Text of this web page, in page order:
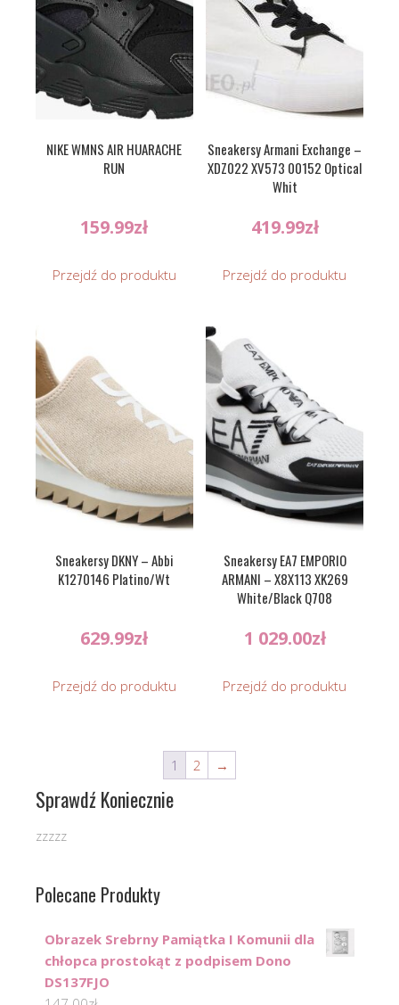
NIKE WMNS AIR HUARACHE
RUN
159.99zł
Przejdź do produktu
Sneakersy Armani Exchange –
XDZ022 XV573 00152 Optical
Whit
419.99zł
Przejdź do produktu
Sneakersy DKNY – Abbi
K1270146 Platino/Wt
629.99zł
Przejdź do produktu
Sneakersy EA7 EMPORIO
ARMANI – X8X113 XK269
White/Black Q708
1 029.00zł
Przejdź do produktu
1 2 →
Sprawdź Koniecznie
zzzzz
Polecane Produkty
Obrazek Srebrny Pamiątka I Komunii dla
chłopca prostokąt z podpisem Dono
DS137FJO